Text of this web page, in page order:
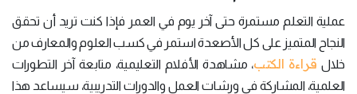
عملية التعلم مستمرة حتى آخر يوم في العمر فإذا كنت تريد أن تحقق
النجاح المتميز على كل الأصعدة استمر في كسب العلوم والمعارف من
خلال قراءة الكتب، مشاهدة الأفلام التعليمية، متابعة آخر التطورات
العلمية، المشاركة في ورشات العمل والدورات التدريبية، سيساعد هذا